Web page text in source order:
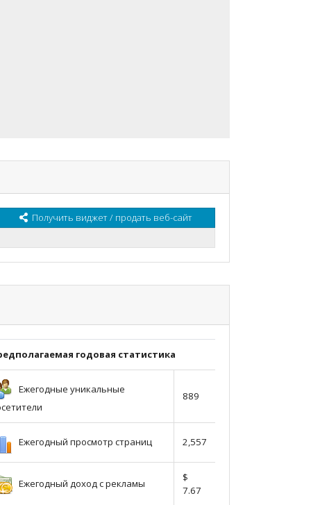
Получить виджет / продать веб-сайт
годовая статистика
Ежегодные уникальные
889
Ежегодный просмотр страниц 2,557
Ежегодный доход с рекламы
$
7.67